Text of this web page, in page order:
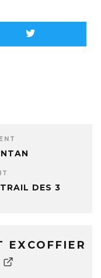
DES 3
EXCOFFIER